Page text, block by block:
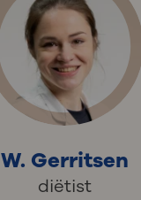
W. Gerritsen
diëtist